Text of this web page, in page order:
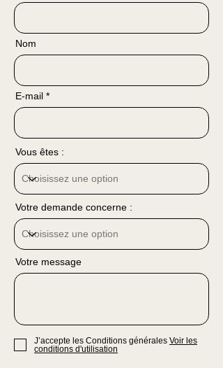
Nom
E-mail
Vous êtes :
Votre demande concerne :
Votre message
J’accepte les Conditions générales Voir les
conditions d'utilisation